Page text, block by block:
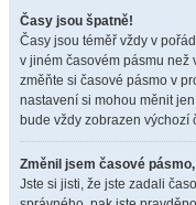
Časy jsou špatně!
Časy jsou téměř vždy v
v jiném časovém pásmu než
změňte si časové pásmo v
nastavení si mohou měnit
bude vždy zobrazen výchozí
Změnil jsem časové
Jste si jisti, že jste zadali